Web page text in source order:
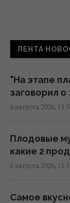
после
Киев
Дома из
без
14:11 четверг, 06
Загадка со
движении
ЛЕНТА
"На этапе
заговорил
6 августа 2026,
Плодовые
какие 2
6 августа 2026,
Самое